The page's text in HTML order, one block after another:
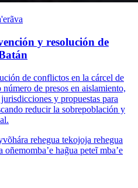
y resolución de
de conflictos en la cárcel de
de presos en aislamiento,
y propuestas para
reducir la sobrepoblación y
rehegua tekojoja rehegua
hag̃ua peteĩ mba’e